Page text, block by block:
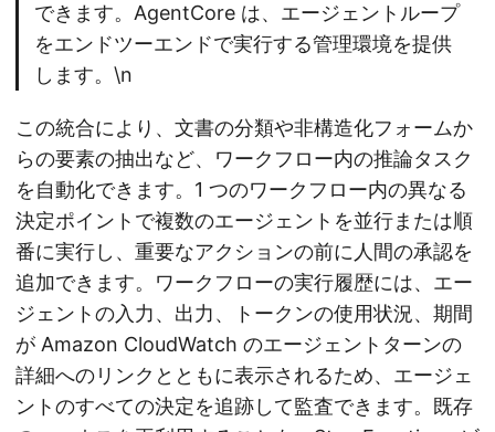
できます。AgentCore は、エージェントループ
をエンドツーエンドで実行する管理環境を提供
します。\n
この統合により、文書の分類や非構造化フォームか
らの要素の抽出など、ワークフロー内の推論タスク
を自動化できます。1 つのワークフロー内の異なる
決定ポイントで複数のエージェントを並行または順
番に実行し、重要なアクションの前に人間の承認を
追加できます。ワークフローの実行履歴には、エー
ジェントの入力、出力、トークンの使用状況、期間
が Amazon CloudWatch のエージェントターンの
詳細へのリンクとともに表示されるため、エージェ
ントのすべての決定を追跡して監査できます。既存